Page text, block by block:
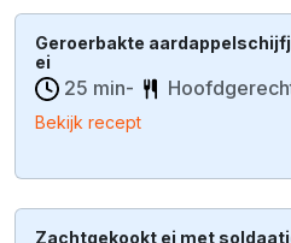
Geroerbakte
ei
25 min-
Bekijk recept
Zachtgekookt ei met